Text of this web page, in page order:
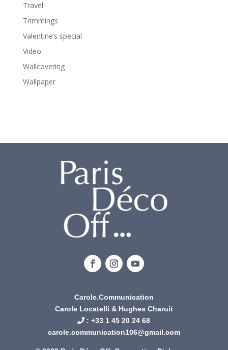
Travel
Trimmings
Valentine’s special
Video
Wallcovering
Wallpaper
Carole.Communication
Carole Locatelli & Hughes Charuit
: +33 1 45 20 24 68
carole.communication106@gmail.com